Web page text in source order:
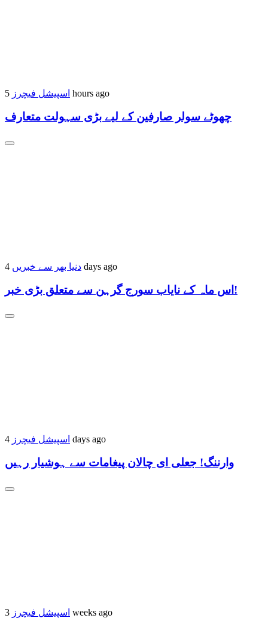
اسپیشل فیچرز 5 hours ago
چھوٹے سولر صارفین کے لیے بڑی سہولت متعارف
دنیا بھر سے خبریں 4 days ago
اس ماہ کے نایاب سورج گرہن سے متعلق بڑی خبر!
اسپیشل فیچرز 4 days ago
وارننگ! جعلی ای چالان پیغامات سے ہوشیار رہیں
اسپیشل فیچرز 3 weeks ago